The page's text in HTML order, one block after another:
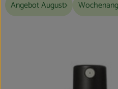
Angebot August